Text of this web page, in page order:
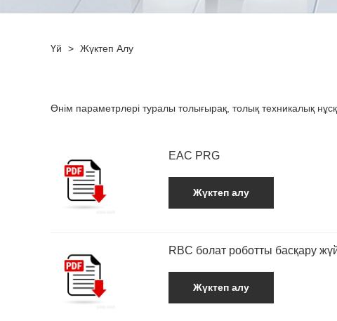
Үй > Жүктеп Алу
Өнім параметрлері туралы толығырақ, толық техникалық
EAC PRG
Жүктеп алу
RBC болат роботты басқару
Жүктеп алу